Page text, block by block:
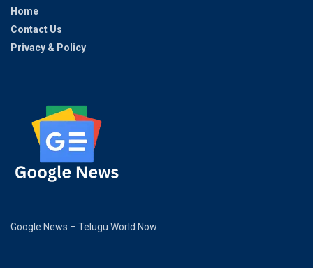
Home
Contact Us
Privacy & Policy
Google News – Telugu World Now